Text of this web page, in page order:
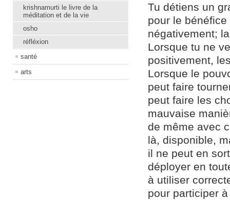
krishnamurti le livre de la
méditation et de la vie
osho
réfléxion
santé
arts
Tu détiens un
pour le
négativement;
Lorsque tu ne
positivement,
Lorsque le
peut faire
peut faire les
mauvaise
de même avec
là, disponible,
il ne peut en
déployer en
à utiliser
pour participer